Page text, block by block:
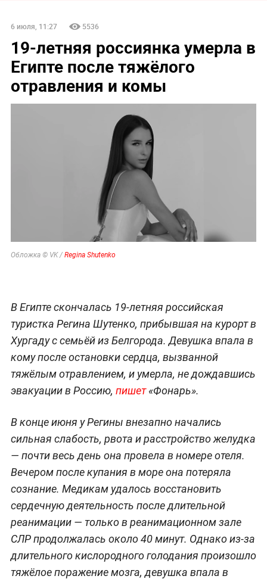
6 июля, 11:27 5536
19-летняя россиянка умерла в
Египте после тяжёлого
отравления и комы
Обложка © VK / Regina Shutenko
В Египте скончалась 19-летняя российская
туристка Регина Шутенко, прибывшая на курорт в
Хургаду с семьёй из Белгорода. Девушка впала в
кому после остановки сердца, вызванной
тяжёлым отравлением, и умерла, не дождавшись
эвакуации в Россию, пишет«Фонарь».
В конце июня у Регины внезапно начались
сильная слабость, рвота и расстройство желудка
— почти весь день она провела в номере отеля.
Вечером после купания в море она потеряла
сознание. Медикам удалось восстановить
сердечную деятельность после длительной
реанимации — только в реанимационном зале
СЛР продолжалась около 40 минут. Однако из-за
длительного кислородного голодания произошло
тяжёлое поражение мозга, девушка впала в